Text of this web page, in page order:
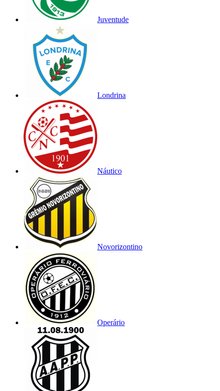
Juventude
Londrina
Náutico
Novorizontino
Operário